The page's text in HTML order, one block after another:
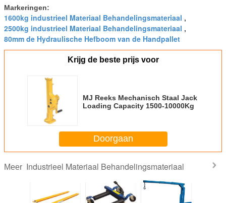
Lading op het
werkende handvat
(n)
N.W. (kg) 13.5 22
28
Verpakkingsgrootte
(mm)
220×160×770 230×215×770 255×225×770
Markeringen:
1600kg industrieel Materiaal Behandelingsmateriaal ,
2500kg industrieel Materiaal Behandelingsmateriaal ,
80mm de Hydraulische Hefboom van de Handpallet
Krijg de beste prijs voor
MJ Reeks Mechanisch Staal Jack
Loading Capacity 1500-10000Kg
Doorgaan
Meer Industrieel Materiaal Behandelingsmateriaal